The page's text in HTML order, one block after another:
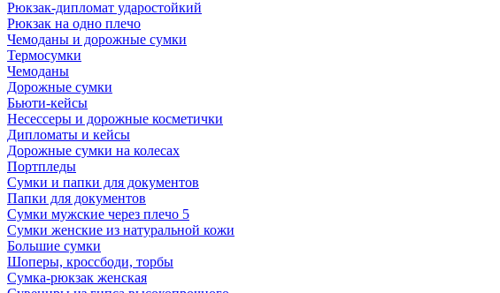
Рюкзак-дипломат ударостойкий
Рюкзак на одно плечо
Чемоданы и дорожные сумки
Термосумки
Чемоданы
Дорожные сумки
Бьюти-кейсы
Несессеры и дорожные косметички
Дипломаты и кейсы
Дорожные сумки на колесах
Портпледы
Сумки и папки для документов
Папки для документов
Сумки мужские через плечо 5
Сумки женские из натуральной кожи
Большие сумки
Шоперы, кроссбоди, торбы
Сумка-рюкзак женская